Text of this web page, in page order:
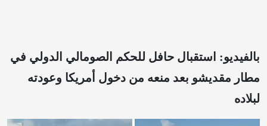
بالفيديو: استقبال حافل للحكم الصومالي الدولي في
مطار مقديشو بعد منعه من دخول أمريكا وعودته
لبلاده